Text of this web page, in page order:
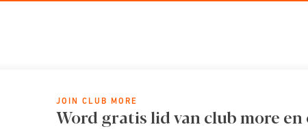
JOIN CLUB MORE
Word gratis lid van club more